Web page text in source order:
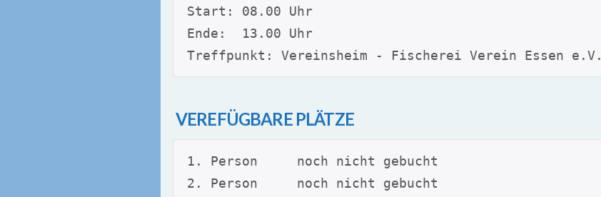
Start: 08.00 Uhr
Ende:  13.00 Uhr
Treffpunkt: Vereinsheim - Fischerei Verein Essen e.V.
VEREFÜGBARE PLÄTZE
1. Person     noch nicht gebucht
2. Person     noch nicht gebucht